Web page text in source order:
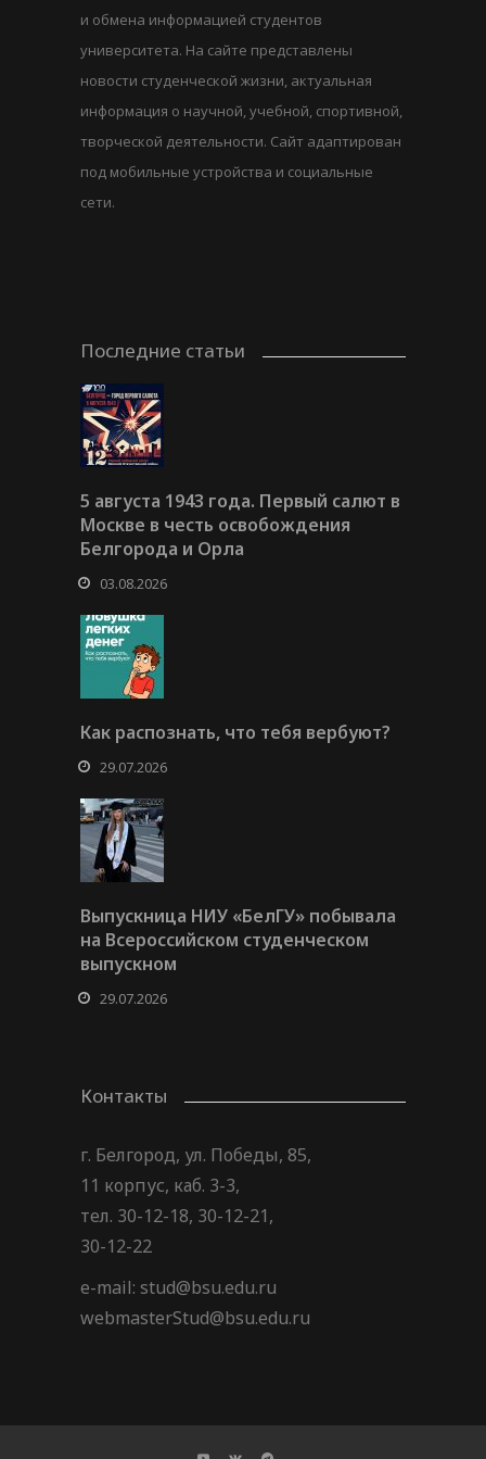
и обмена информацией студентов
университета. На сайте представлены
новости студенческой жизни, актуальная
информация о научной, учебной, спортивной,
творческой деятельности. Сайт адаптирован
под мобильные устройства и социальные
сети.
Последние статьи
5 августа 1943 года. Первый салют в
Москве в честь освобождения
Белгорода и Орла
03.08.2026
Как распознать, что тебя вербуют?
29.07.2026
Выпускница НИУ «БелГУ» побывала
на Всероссийском студенческом
выпускном
29.07.2026
Контакты
г. Белгород, ул. Победы, 85,
11 корпус, каб. 3-3,
тел. 30-12-18, 30-12-21,
30-12-22
e-mail: stud@bsu.edu.ru
webmasterStud@bsu.edu.ru